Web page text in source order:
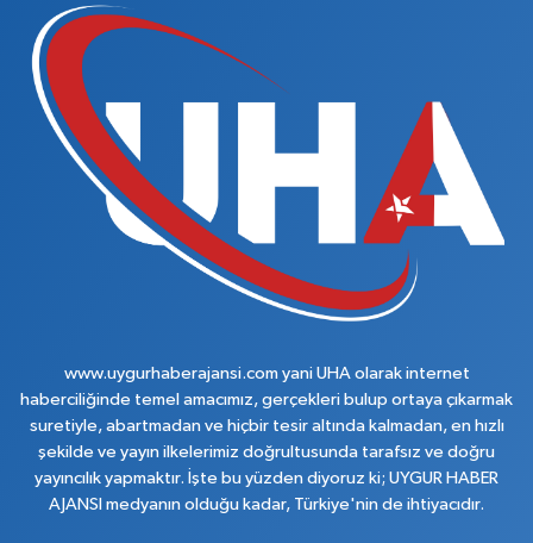
www.uygurhaberajansi.com yani UHA olarak internet
haberciliğinde temel amacımız, gerçekleri bulup ortaya çıkarmak
suretiyle, abartmadan ve hiçbir tesir altında kalmadan, en hızlı
şekilde ve yayın ilkelerimiz doğrultusunda tarafsız ve doğru
yayıncılık yapmaktır. İşte bu yüzden diyoruz ki; UYGUR HABER
AJANSI medyanın olduğu kadar, Türkiye'nin de ihtiyacıdır.